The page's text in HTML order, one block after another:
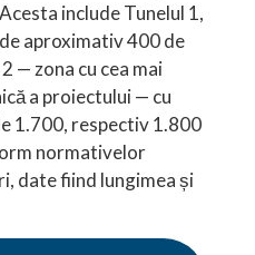
include Tunelul 1,
aproximativ 400 de
— zona cu cea mai
a proiectului — cu
1.700, respectiv 1.800
normativelor
date fiind lungimea și